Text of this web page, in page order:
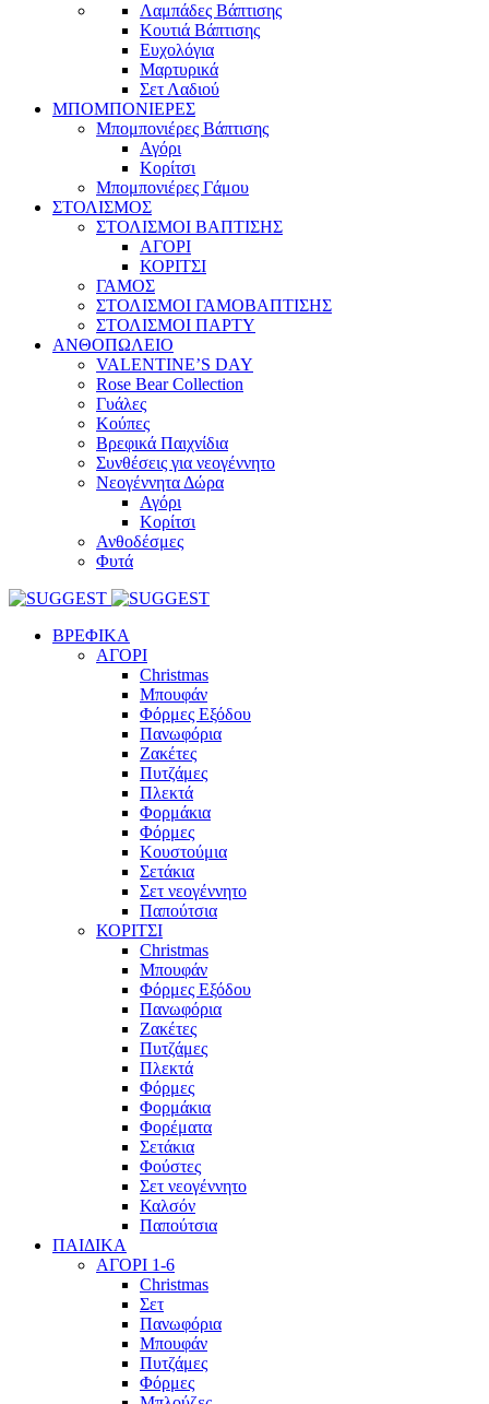
Λαμπάδες Βάπτισης
Κουτιά Βάπτισης
Ευχολόγια
Μαρτυρικά
Σετ Λαδιού
ΜΠΟΜΠΟΝΙΕΡΕΣ
Μπομπονιέρες Βάπτισης
Αγόρι
Κορίτσι
Μπομπονιέρες Γάμου
ΣΤΟΛΙΣΜΟΣ
ΣΤΟΛΙΣΜΟΙ ΒΑΠΤΙΣΗΣ
ΑΓΟΡΙ
ΚΟΡΙΤΣΙ
ΓΑΜΟΣ
ΣΤΟΛΙΣΜΟΙ ΓΑΜΟΒΑΠΤΙΣΗΣ
ΣΤΟΛΙΣΜΟΙ ΠΑΡΤΥ
ΑΝΘΟΠΩΛΕΙΟ
VALENTINE’S DAY
Rose Bear Collection
Γυάλες
Κούπες
Βρεφικά Παιχνίδια
Συνθέσεις για νεογέννητο
Νεογέννητα Δώρα
Αγόρι
Κορίτσι
Ανθοδέσμες
Φυτά
ΒΡΕΦΙΚΑ
ΑΓΟΡΙ
Christmas
Μπουφάν
Φόρμες Εξόδου
Πανωφόρια
Ζακέτες
Πυτζάμες
Πλεκτά
Φορμάκια
Φόρμες
Κουστούμια
Σετάκια
Σετ νεογέννητο
Παπούτσια
ΚΟΡΙΤΣΙ
Christmas
Μπουφάν
Φόρμες Εξόδου
Πανωφόρια
Ζακέτες
Πυτζάμες
Πλεκτά
Φόρμες
Φορμάκια
Φορέματα
Σετάκια
Φούστες
Σετ νεογέννητο
Καλσόν
Παπούτσια
ΠΑΙΔΙΚΑ
ΑΓΟΡΙ 1-6
Christmas
Σετ
Πανωφόρια
Μπουφάν
Πυτζάμες
Φόρμες